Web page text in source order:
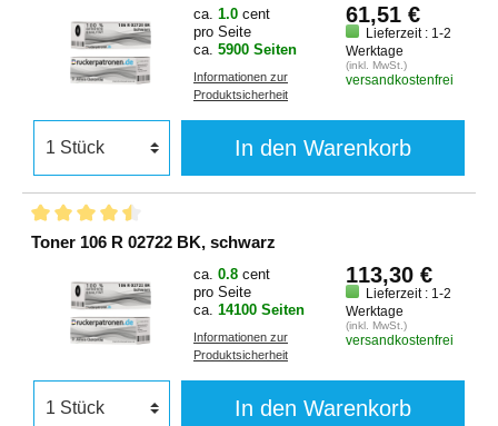
ca. 1.0 cent
pro Seite
ca. 5900 Seiten
Informationen zur
Produktsicherheit
61,51 €
Lieferzeit : 1-2
Werktage
(inkl. MwSt.)
versandkostenfrei
In den Warenkorb
Toner 106 R 02722 BK, schwarz
ca. 0.8 cent
pro Seite
ca. 14100 Seiten
Informationen zur
Produktsicherheit
113,30 €
Lieferzeit : 1-2
Werktage
(inkl. MwSt.)
versandkostenfrei
In den Warenkorb